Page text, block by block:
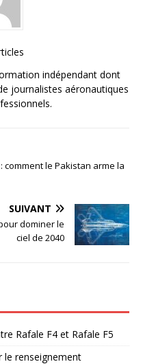
indépendant dont
journalistes aéronautiques
comment le Pakistan arme la
SUIVANT
dominer le
ciel de 2040
Rafale F4 et Rafale F5
le renseignement